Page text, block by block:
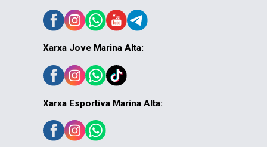
Xarxa Jove Marina Alta:
Xarxa Esportiva Marina Alta: